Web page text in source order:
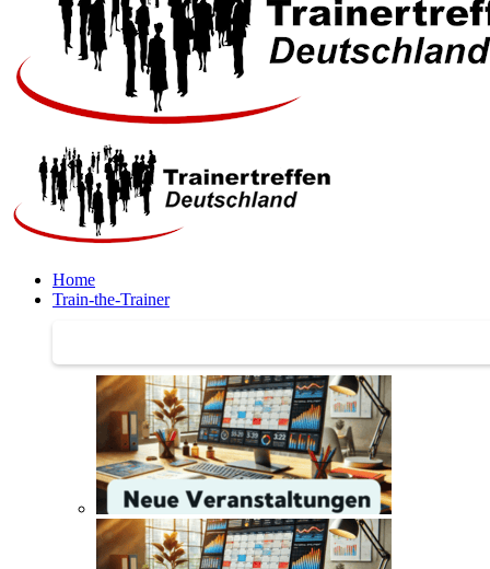
Home
Train-the-Trainer